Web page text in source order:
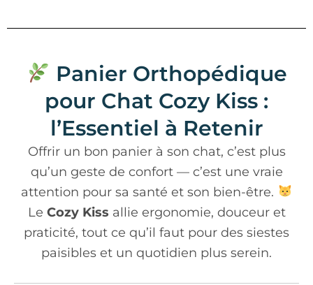
Panier Orthopédique
pour Chat Cozy Kiss :
l’Essentiel à Retenir
Offrir un bon panier à son chat, c’est plus
qu’un geste de confort — c’est une vraie
attention pour sa santé et son bien-être.
Le Cozy Kiss allie ergonomie, douceur et
praticité, tout ce qu’il faut pour des siestes
paisibles et un quotidien plus serein.